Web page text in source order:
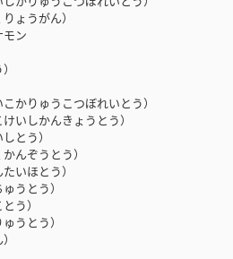
ょうがん）
ン
りゅうこつぼれいとう）
しかんきょうとう）
とう）
んぞうとう）
いほとう）
うとう）
う）
うとう）